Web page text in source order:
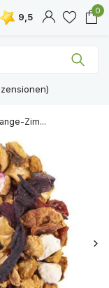
9,5
0
Zim...